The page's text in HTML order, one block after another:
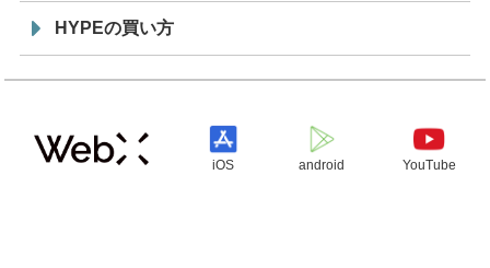
HYPEの買い方
iOS android YouTube